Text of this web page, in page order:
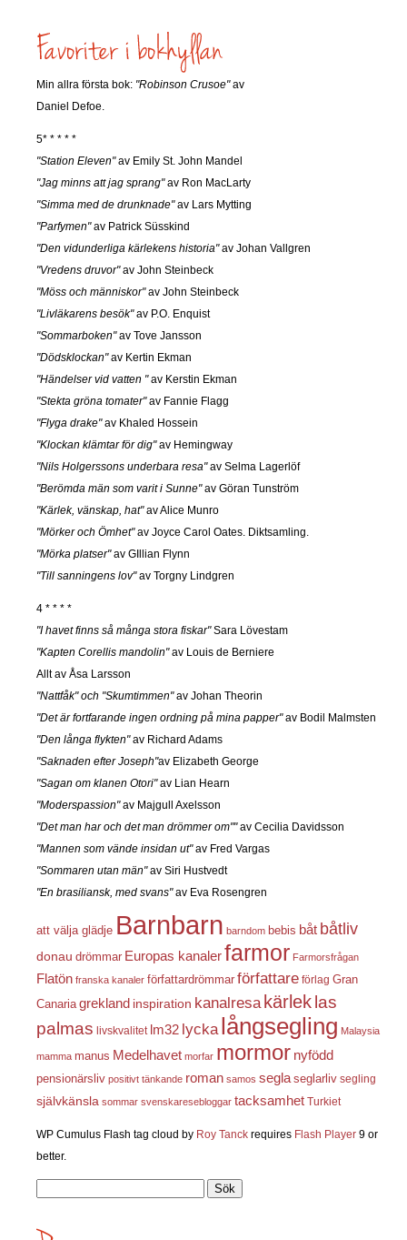
Min allra första bok: "Robinson Crusoe"av
Daniel Defoe.
5* * * * *
"Station Eleven"av Emily St. John Mandel
"Jag minns att jag sprang"av Ron MacLarty
"Simma med de drunknade"av Lars Mytting
"Parfymen"av Patrick Süsskind
"Den vidunderliga kärlekens historia"av Johan Vallgren
"Vredens druvor"av John Steinbeck
"Möss och människor"av John Steinbeck
"Livläkarens besök"av P.O. Enquist
"Sommarboken"av Tove Jansson
"Dödsklockan"av Kertin Ekman
"Händelser vid vatten "av Kerstin Ekman
"Stekta gröna tomater"av Fannie Flagg
"Flyga drake"av Khaled Hossein
"Klockan klämtar för dig"av Hemingway
"Nils Holgerssons underbara resa"av Selma Lagerlöf
"Berömda män som varit i Sunne"av Göran Tunström
"Kärlek, vänskap, hat"av Alice Munro
"Mörker och Ömhet"av Joyce Carol Oates. Diktsamling.
"Mörka platser"av GIllian Flynn
"Till sanningens lov"av Torgny Lindgren
4 * * * *
"I havet finns så många stora fiskar"Sara Lövestam
"Kapten Corellis mandolin"av Louis de Berniere
Allt av Åsa Larsson
"Nattfåk" och "Skumtimmen"av Johan Theorin
"Det är fortfarande ingen ordning på mina papper"av Bodil Malmsten
"Den långa flykten"av Richard Adams
"Saknaden efter Joseph"av Elizabeth George
"Sagan om klanen Otori"av Lian Hearn
"Moderspassion"av Majgull Axelsson
"Det man har och det man drömmer om""av Cecilia Davidsson
"Mannen som vände insidan ut"av Fred Vargas
"Sommaren utan män"av Siri Hustvedt
"En brasiliansk, med svans"av Eva Rosengren
att välja glädje Barnbarn barndom bebis båt båtliv
donau drömmar Europas kanalerfarmor Farmorsfrågan
Flatön franska kanaler författardrömmar författare förlag Gran
Canaria grekland inspiration kanalresa kärleklas
palmas livskvalitet lm32 lycka långsegling Malaysia
mamma manus Medelhavet morfar mormor nyfödd
pensionärsliv positivt tänkande roman samos segla seglarliv segling
självkänsla sommar svenskaresebloggar tacksamhet Turkiet
WP Cumulus Flash tag cloud by Roy Tanck requires Flash Player 9 or
better.